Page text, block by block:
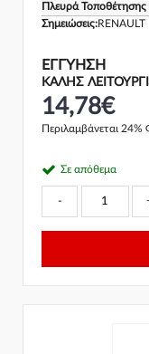
Πλευρά Τοποθέτησης
Σημειώσεις:
ΕΓΓΎΗΣΗ
ΚΑΛΗΣ
14,78€
Περιλαμβάνεται
Σε απόθεμα
-